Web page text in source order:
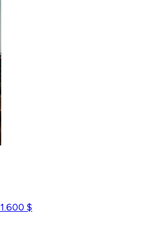
1.600 $